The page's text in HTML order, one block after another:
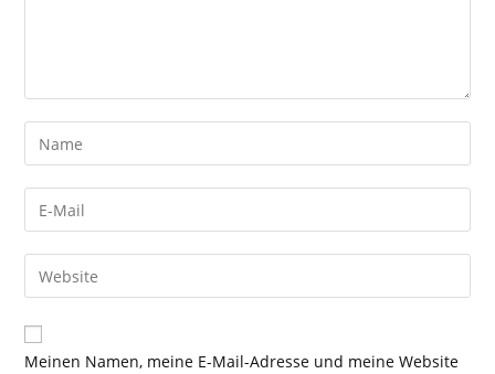
Meinen Namen, meine E-Mail-Adresse und meine Website